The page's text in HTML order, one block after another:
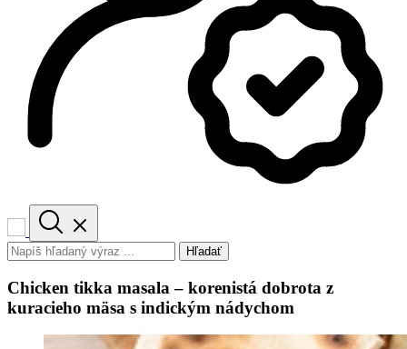
Hľadať
Chicken tikka masala – korenistá dobrota z
kuracieho mäsa s indickým nádychom